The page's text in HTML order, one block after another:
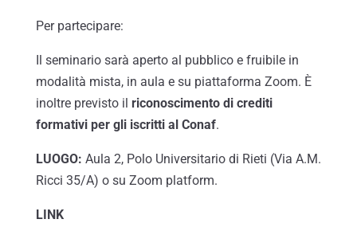
Per partecipare:
Il seminario sarà aperto al pubblico e fruibile in
modalità mista, in aula e su piattaforma Zoom. È
inoltre previsto il riconoscimento di crediti
formativi per gli iscritti al Conaf.
LUOGO: Aula 2, Polo Universitario di Rieti (Via A.M.
Ricci 35/A) o su Zoom platform.
LINK